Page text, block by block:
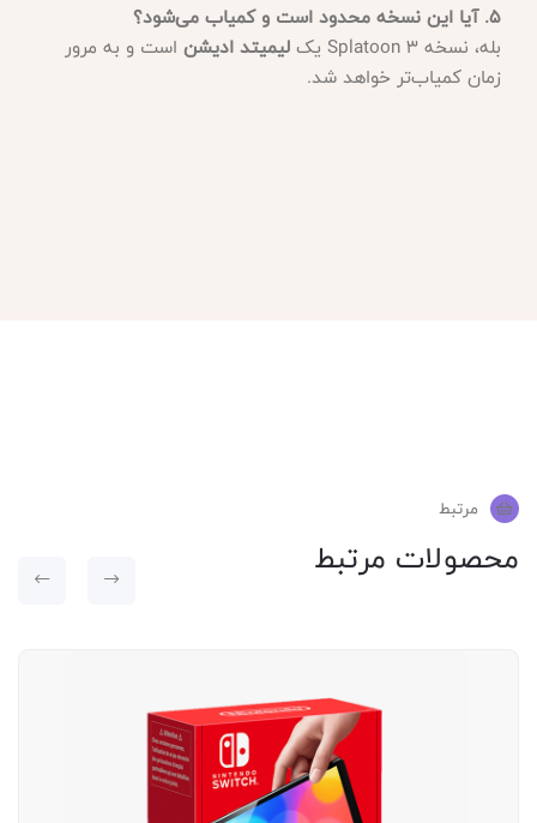
۵. آیا این نسخه محدود است و کمیاب می‌شود؟
بله، نسخه Splatoon 3 یک
لیمیتد ادیشن است و به مرور
زمان کمیاب‌تر خواهد شد.
مرتبط
محصولات مرتبط